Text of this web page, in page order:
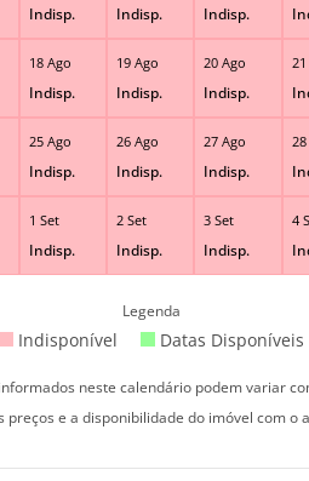
Indisp. Indisp. Indisp.
18 Ago
Indisp.
19 Ago
Indisp.
20 Ago
Indisp.
25 Ago
Indisp.
26 Ago
Indisp.
27 Ago
Indisp.
1 Set
Indisp.
2 Set
Indisp.
3 Set
Indisp.
4
Legenda
Indisponível Datas Disponíveis
neste calendário podem variar
preços e a disponibilidade do imóvel com o